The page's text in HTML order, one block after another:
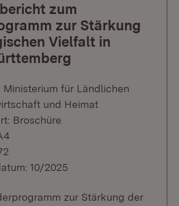
zum
zur Stärkung
Vielfalt in
Ministerium für Ländlichen
und Heimat
Broschüre
10/2025
zur Stärkung der